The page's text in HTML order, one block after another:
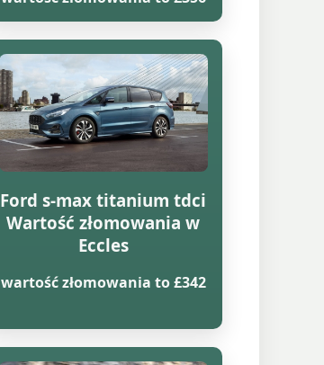
Ford s-max titanium tdci
Wartość złomowania w
Eccles
wartość złomowania to £342